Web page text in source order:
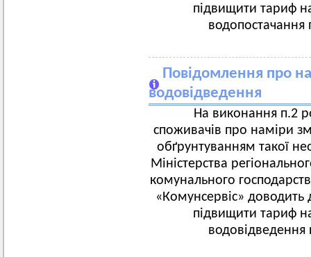
підвищити тариф
водопостачання
Повідомлення про
водовідведення
На виконання п.2
споживачів про наміри
обґрунтуванням такої
Міністерства
комунального
«Комунсервіс»
підвищити тариф
водовідведення